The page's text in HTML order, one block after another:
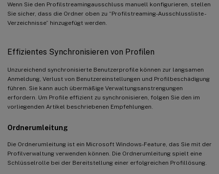
Wenn Sie den Profilstreamingausschluss manuell konfigurieren, stellen
Sie sicher, dass die Ordner oben zu “Profilstreaming-Ausschlussliste -
Verzeichnisse” hinzugefügt werden.
Effizientes Synchronisieren von Profilen
Unzureichend synchronisierte Benutzerprofile können zur langsamen
Anmeldung, Verlust von Benutzereinstellungen und Profilbeschädigung
führen. Sie kann auch übermäßige Verwaltungsanstrengungen
erfordern. Um Profile effizient zu synchronisieren, folgen Sie den im
vorliegenden Artikel beschriebenen Empfehlungen.
Ordnerumleitung
Die Ordnerumleitung ist ein Microsoft Windows-Feature, das Sie mit der
Profilverwaltung verwenden können. Die Ordnerumleitung spielt eine
Schlüsselrolle bei der Bereitstellung einer erfolgreichen Profillösung.